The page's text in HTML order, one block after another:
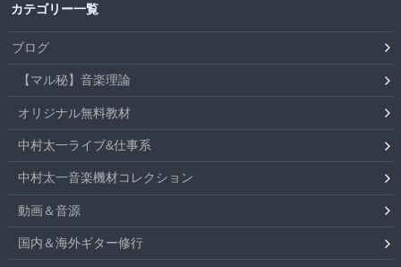
カテゴリー一覧
ブログ
【マル秘】音楽理論
オリジナル無料教材
中村太一ライブ&仕事系
中村太一音楽機材コレクション
動画＆音源
国内＆海外ギター修行